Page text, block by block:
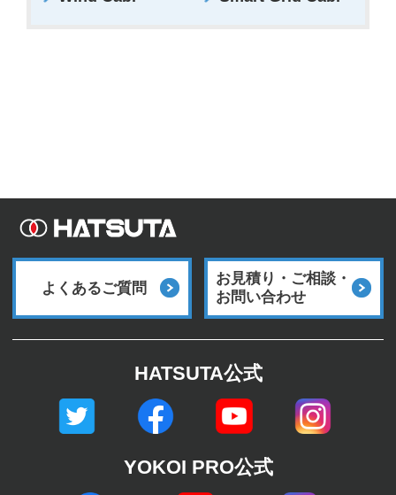
よくあるご質問
お見積り・ご相談・
お問い合わせ
HATSUTA公式
YOKOI PRO公式